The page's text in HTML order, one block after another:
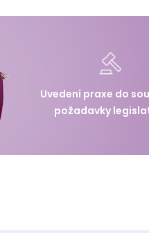
Uvedení praxe do
požadavky